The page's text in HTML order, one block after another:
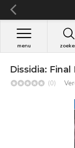
menu
Dissidia: Final
(0)